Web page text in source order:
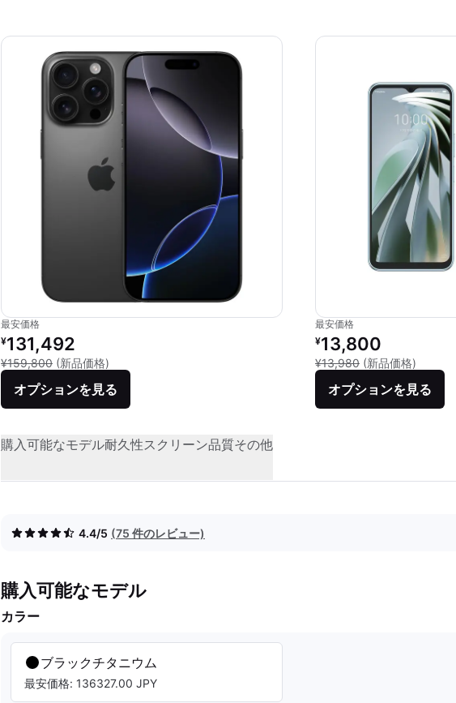
最安価格
リファービッシュ品の価格：
¥131,492
¥159,800 (新品価格)
オプションを見る
最安価格
リファービッシュ品の価格：
¥13,800
¥13,980 (新品価格)
オプションを見る
購入可能なモデル耐久性スクリーン品質その他
4.4/5 (75 件のレビュー)
購入可能なモデル
カラー
ブラックチタニウム
最安価格: 136327.00 JPY